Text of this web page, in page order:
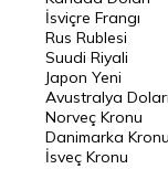
Riyal Kuru
Avustralya Doları
Danimarka Kronu Kuru
Kanada Doları Kuru
İsviçre Frangı
Rus Rublesi
Suudi Riyali
Japon Yeni
Avustralya Doları
Norveç Kronu
Danimarka Kronu
İsveç Kronu